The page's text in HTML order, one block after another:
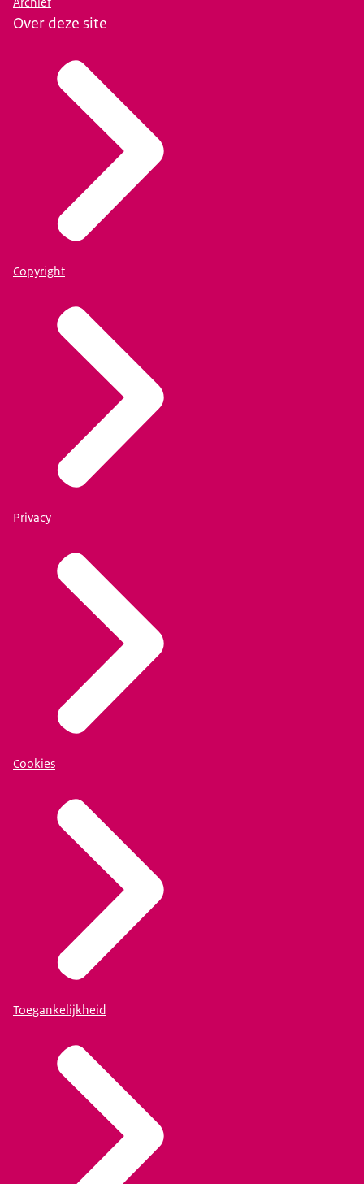
Over deze site
Copyright
Privacy
Cookies
Toegankelijkheid